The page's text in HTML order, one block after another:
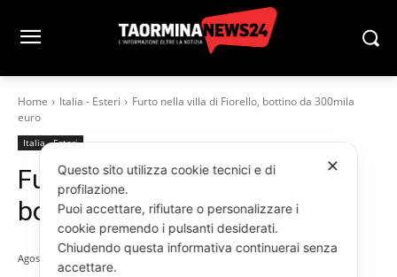
Home Italia - Esteri
Furto nella villa di Fiorello, bottino da 300mila
euro
Italia - Esteri
Furto nella villa di Fiorello,
bottino da 300mila euro
Agosto 8, 2025
✕
Questo sito utilizza cookie tecnici e di
profilazione.
Puoi accettare, rifiutare o personalizzare i
cookie premendo i pulsanti desiderati.
Chiudendo questa informativa continuerai senza
accettare.